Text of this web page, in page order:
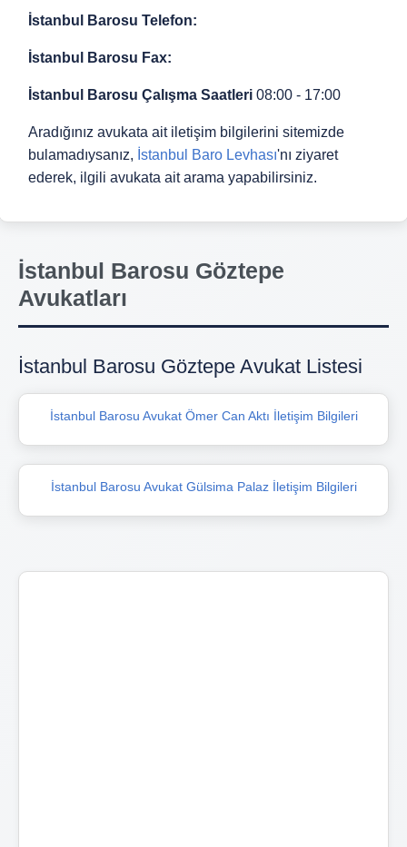
İstanbul Barosu Telefon:
İstanbul Barosu Fax:
İstanbul Barosu Çalışma Saatleri 08:00 - 17:00
Aradığınız avukata ait iletişim bilgilerini sitemizde
bulamadıysanız, İstanbul Baro Levhası'nı ziyaret
ederek, ilgili avukata ait arama yapabilirsiniz.
İstanbul Barosu Göztepe
Avukatları
İstanbul Barosu Göztepe Avukat Listesi
İstanbul Barosu Avukat Ömer Can Aktı İletişim Bilgileri
İstanbul Barosu Avukat Gülsima Palaz İletişim Bilgileri